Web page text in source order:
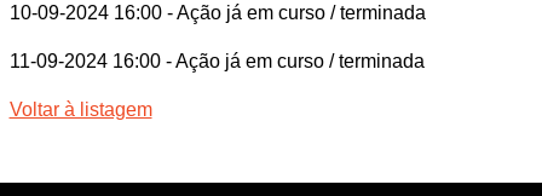
10-09-2024 16:00 - Ação já em curso / terminada
11-09-2024 16:00 - Ação já em curso / terminada
Voltar à listagem